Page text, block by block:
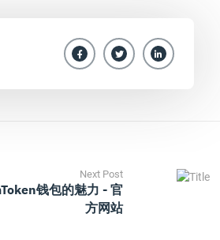
Next Post
钱包的魅力 - 官
方网站